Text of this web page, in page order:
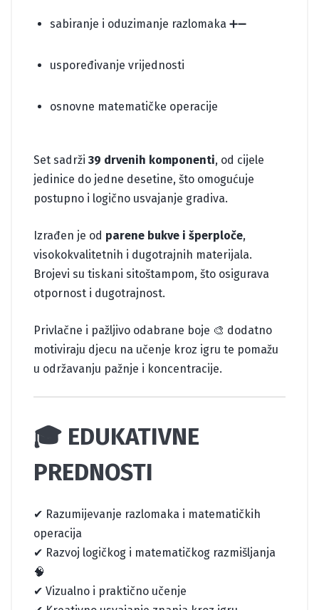
sabiranje i oduzimanje razlomaka ➕➖
uspoređivanje vrijednosti
osnovne matematičke operacije
Set sadrži 39 drvenih komponenti, od cijele
jedinice do jedne desetine, što omogućuje
postupno i logično usvajanje gradiva.
Izrađen je od parene bukve i šperploče,
visokokvalitetnih i dugotrajnih materijala.
Brojevi su tiskani sitoštampom, što osigurava
otpornost i dugotrajnost.
Privlačne i pažljivo odabrane boje 🎨 dodatno
motiviraju djecu na učenje kroz igru te pomažu
u održavanju pažnje i koncentracije.
🎓 EDUKATIVNE
PREDNOSTI
✔ Razumijevanje razlomaka i matematičkih
operacija
✔ Razvoj logičkog i matematičkog razmišljanja
🧠
✔ Vizualno i praktično učenje